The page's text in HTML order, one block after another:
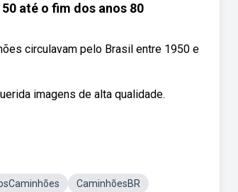
até o fim dos anos 80
circulavam pelo Brasil entre 1950 e
imagens de alta qualidade.
CaminhõesBR